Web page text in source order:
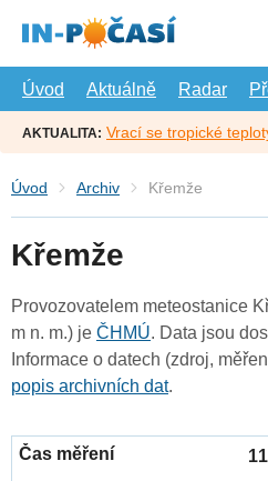
hlavní
Úvod
Aktuálně Radar
AKTUALITA: Vrací se tropické
Úvod Archiv Křemže
Křemže
Provozovatelem meteostanice
m n. m.) je ČHMÚ. Data jsou
Informace o datech (zdroj,
popis archivních dat.